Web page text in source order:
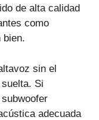
de alta calidad
como
bien.
sin el
Si
adecuada